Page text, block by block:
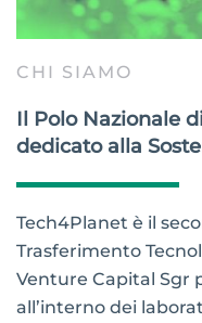
CHI SIAMO
Il Polo Nazionale
dedicato alla
Tech4Planet è il
Trasferimento
Venture Capital Sgr
all’interno dei